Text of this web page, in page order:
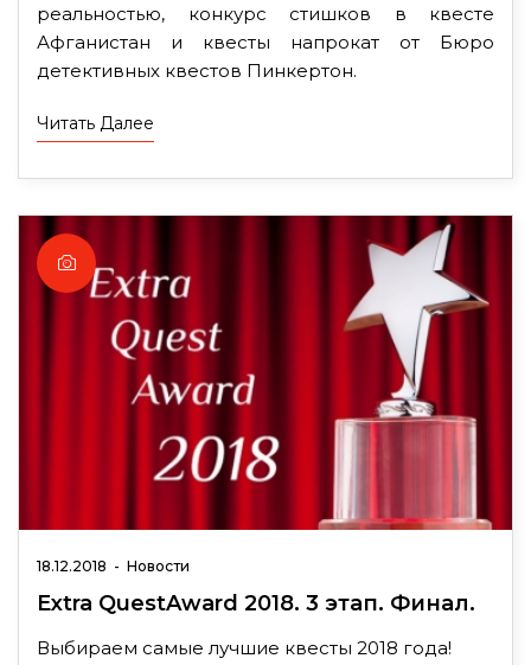
реальностью, конкурс стишков в квесте
Афганистан и квесты напрокат от Бюро
детективных квестов Пинкертон.
Читать Далее
18.12.2018 - Новости
Extra QuestAward 2018. 3 этап. Финал.
Выбираем самые лучшие квесты 2018 года!